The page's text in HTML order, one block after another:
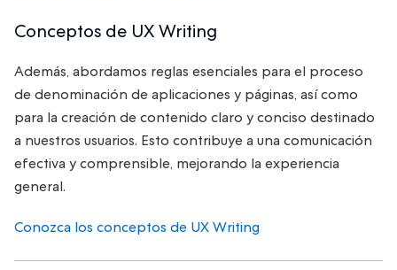
Conceptos de UX Writing
Además, abordamos reglas esenciales para el proceso
de denominación de aplicaciones y páginas, así como
para la creación de contenido claro y conciso destinado
a nuestros usuarios. Esto contribuye a una comunicación
efectiva y comprensible, mejorando la experiencia
general.
Conozca los conceptos de UX Writing